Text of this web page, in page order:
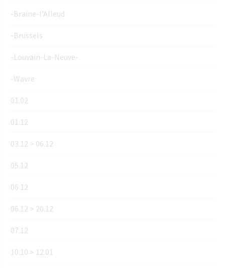
-Braine-l'Alleud
-Brussels
-Louvain-La-Neuve-
-Wavre
01.02
01.12
03.12 > 06.12
05.12
06.12
06.12 > 20.12
07.12
10.10 > 12.01